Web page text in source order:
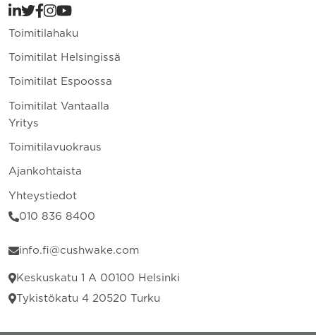
Toimitilahaku
Toimitilat Helsingissä
Toimitilat Espoossa
Toimitilat Vantaalla
Yritys
Toimitilavuokraus
Ajankohtaista
Yhteystiedot
010 836 8400
info.fi@cushwake.com
Keskuskatu 1 A 00100 Helsinki
Tykistökatu 4 20520 Turku